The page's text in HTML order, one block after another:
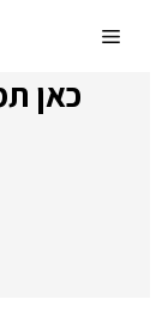
לתוכןMenu
כאן